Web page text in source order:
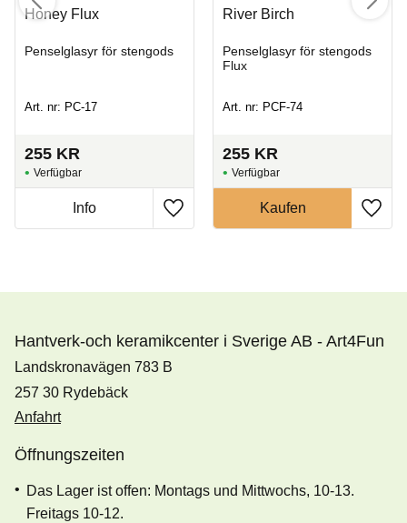
Honey Flux
Penselglasyr för stengods
Art. nr: PC-17
255 KR
River Birch
Penselglasyr för stengods
Flux
Art. nr: PCF-74
255 KR
Hantverk-och keramikcenter i Sverige AB - Art4Fun
Landskronavägen 783 B
257 30 Rydebäck
Anfahrt
Öffnungszeiten
Das Lager ist offen: Montags und Mittwochs, 10-13.
Freitags 10-12.